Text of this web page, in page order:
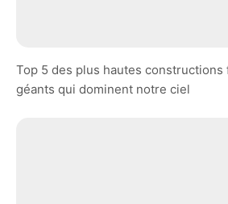
Top 5 des plus hautes constructions
géants qui dominent notre ciel